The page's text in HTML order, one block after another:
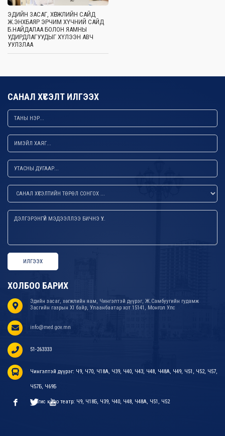
ЭДИЙН ЗАСАГ, ХӨГЖЛИЙН САЙД
Ж.ЭНХБАЯР ЭРЧИМ ХҮЧНИЙ САЙД
Б.НАЙДАЛАА БОЛОН ЯАМНЫ
УДИРДЛАГУУДЫГ ХҮЛЭЭН АВЧ
УУЛЗЛАА
САНАЛ ХҮСЭЛТ ИЛГЭЭХ
ИЛГЭЭХ
ХОЛБОО БАРИХ
Эдийн засаг, хөгжлийн яам, Чингэлтэй дүүрэг, Ж.Самбуугийн гудамж
Засгийн газрын XI байр, Улаанбаатар хот 15141, Монгол Улс
info@med.gov.mn
51-263333
Чингэлтэй дүүрэг: Ч9, Ч70, Ч18А, Ч39, Ч40, Ч43, Ч48, Ч48А, Ч49, Ч51, Ч52, Ч57,
Ч57Б, Ч69Б
Тэнгис кино театр: Ч9, Ч18Б, Ч39, Ч40, Ч48, Ч48А, Ч51, Ч52